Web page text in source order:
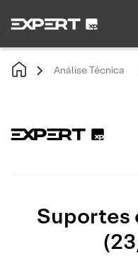
Análise Técnica
Suportes